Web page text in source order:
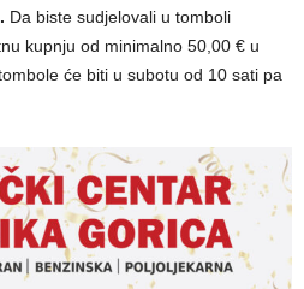
Da biste sudjelovali u tomboli
kupnju od minimalno 50,00 € u
će biti u subotu od 10 sati pa